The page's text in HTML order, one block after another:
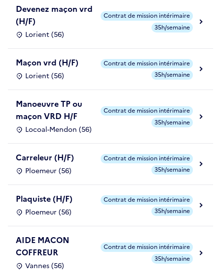
Devenez maçon vrd
(H/F)
Lorient (56)
Contrat de mission intérimaire
35h/semaine
Maçon vrd (H/F)
Lorient (56)
Contrat de mission intérimaire
35h/semaine
Manoeuvre TP ou
maçon VRD H/F
Locoal-Mendon (56)
Contrat de mission intérimaire
35h/semaine
Carreleur (H/F)
Ploemeur (56)
Contrat de mission intérimaire
35h/semaine
Plaquiste (H/F)
Ploemeur (56)
Contrat de mission intérimaire
35h/semaine
AIDE MACON
COFFREUR
Vannes (56)
Contrat de mission intérimaire
35h/semaine